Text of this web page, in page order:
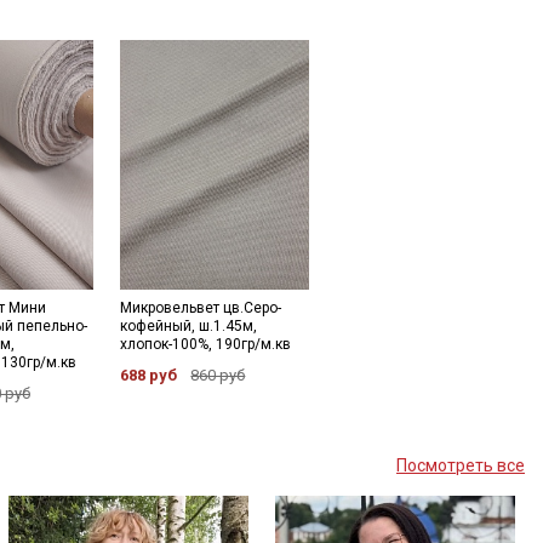
Мини
пепельно-
м.кв
руб
Микровельвет цв.Серо-
кофейный, ш.1.45м,
хлопок-100%, 190гр/м.кв
688 руб 860 руб
Посмотреть все